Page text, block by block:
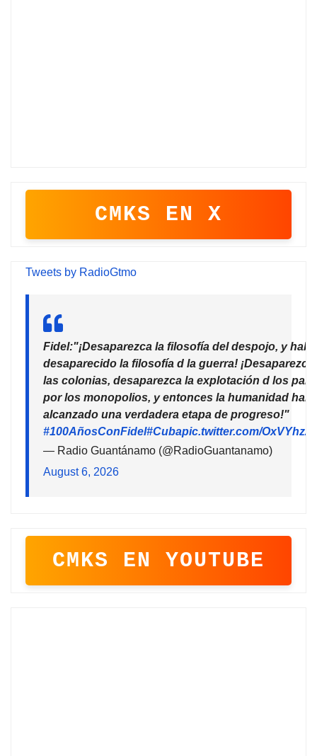
CMKS EN X
Tweets by RadioGtmo
Fidel:"¡Desaparezca la filosofía del despojo, y
desaparecido la filosofía d la guerra!
las colonias, desaparezca la explotación d los
por los monopolios, y entonces la humanidad
alcanzado una verdadera etapa de progreso!"
#100AñosConFidel#Cubapic.twitter.com/
— Radio Guantánamo (@RadioGuantanamo)
August 6, 2026
CMKS EN YOUTUBE